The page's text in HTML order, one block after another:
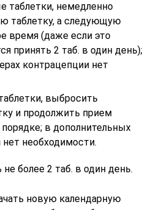
таблетки, немедленно
таблетку, а следующую
время (даже если это
принять 2 таб. в один день);
контрацепции нет
выбросить
и продолжить прием
в дополнительных
необходимости.
более 2 таб. в один день.
новую календарную